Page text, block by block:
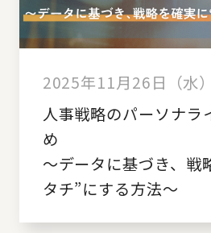
2025年11月26日（水）
人事戦略のパーソナラ
め
～データに基づき、戦
タチ”にする方法～